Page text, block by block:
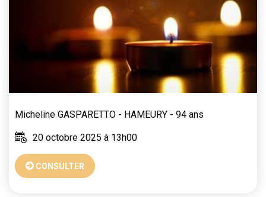
Micheline GASPARETTO - HAMEURY - 94 ans
20 octobre 2025 à 13h00
CONSULTER